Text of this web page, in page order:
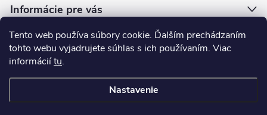
Tento web používa súbory cookie. Ďalším prechádzaním
tohto webu vyjadrujete súhlas s ich používaním. Viac
informáciítu.
Nastavenie
Informácie pre vás
Naše služby
Kde nás nájdete